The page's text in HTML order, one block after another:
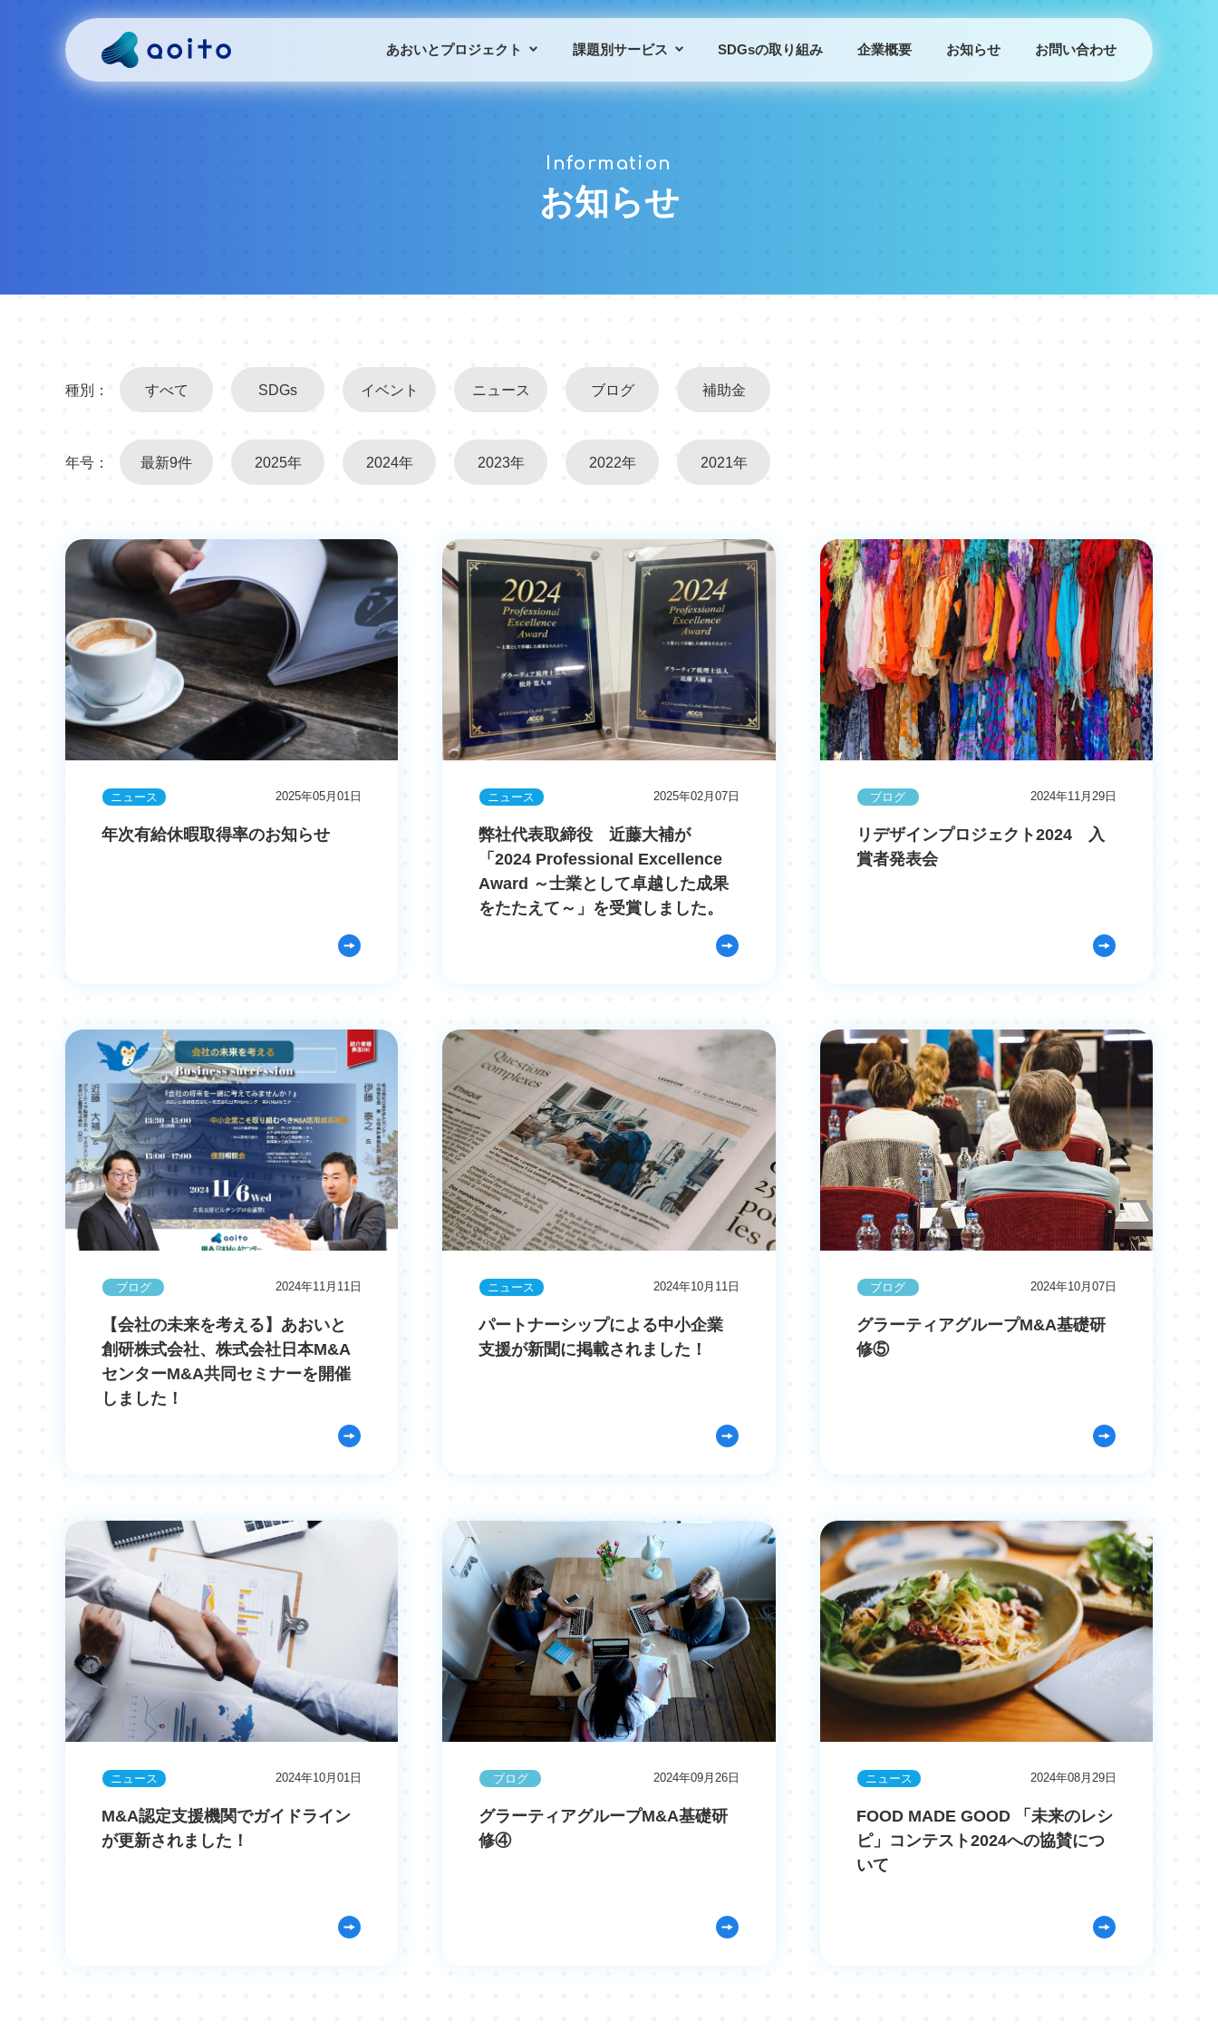
あおいとプロジェクト 課題別サービス
導入事例
SDGsの取り組み 企業概要 お知らせ お問い合わせ
Information
お知らせ
種別： すべて SDGs イベント ニュース ブログ 補助金
年号： 最新9件 2025年 2024年 2023年 2022年 2021年
ニュース 2025年05月01日
年次有給休暇取得率のお知らせ
ニュース 2025年02月07日
弊社代表取締役 近藤大補が
「2024 Professional Excellence
Award ～士業として卓越した成果
をたたえて～」を受賞しました。
ブログ 2024年11月29日
リデザインプロジェクト2024 入
賞者発表会
ブログ 2024年11月11日
【会社の未来を考える】あおいと
創研株式会社、株式会社日本M&A
センターM&A共同セミナーを開催
しました！
ニュース 2024年10月11日
パートナーシップによる中小企業
支援が新聞に掲載されました！
ブログ 2024年10月07日
グラーティアグループM&A基礎研
修⑤
ニュース 2024年10月01日
M&A認定支援機関でガイドライン
が更新されました！
ブログ 2024年09月26日
グラーティアグループM&A基礎研
修④
ニュース 2024年08月29日
FOOD MADE GOOD 「未来のレシ
ピ」コンテスト2024への協賛につ
いて